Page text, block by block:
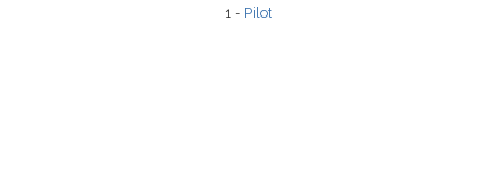
1 - Pilot